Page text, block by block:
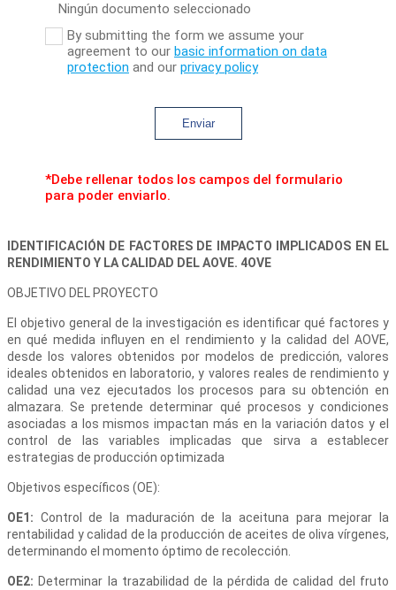
Ningún documento seleccionado
By submitting the form we assume your
agreement to our basic information on data
protection and our privacy policy
Enviar
*Debe rellenar todos los campos del formulario
para poder enviarlo.
IDENTIFICACIÓN DE FACTORES DE IMPACTO IMPLICADOS EN EL
RENDIMIENTO Y LA CALIDAD DEL AOVE. 4OVE
OBJETIVO DEL PROYECTO
El objetivo general de la investigación es identificar qué factores y
en qué medida influyen en el rendimiento y la calidad del AOVE,
desde los valores obtenidos por modelos de predicción, valores
ideales obtenidos en laboratorio, y valores reales de rendimiento y
calidad una vez ejecutados los procesos para su obtención en
almazara. Se pretende determinar qué procesos y condiciones
asociadas a los mismos impactan más en la variación datos y el
control de las variables implicadas que sirva a establecer
estrategias de producción optimizada
Objetivos específicos (OE):
OE1: Control de la maduración de la aceituna para mejorar la
rentabilidad y calidad de la producción de aceites de oliva vírgenes,
determinando el momento óptimo de recolección.
OE2: Determinar la trazabilidad de la pérdida de calidad del fruto